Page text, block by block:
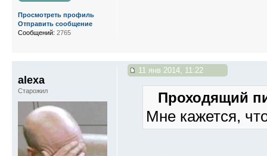
Просмотреть профиль
Отправить сообщение
Сообщений: 2765
11 янв 2014, 11:22
Проходящий
Мне кажется,
alexa
Старожил